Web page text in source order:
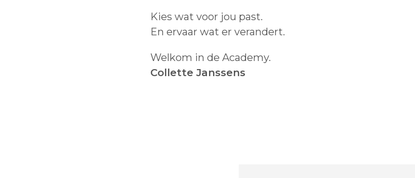
Kies wat voor jou past.
En ervaar wat er verandert.
Welkom in de Academy.
Collette Janssens